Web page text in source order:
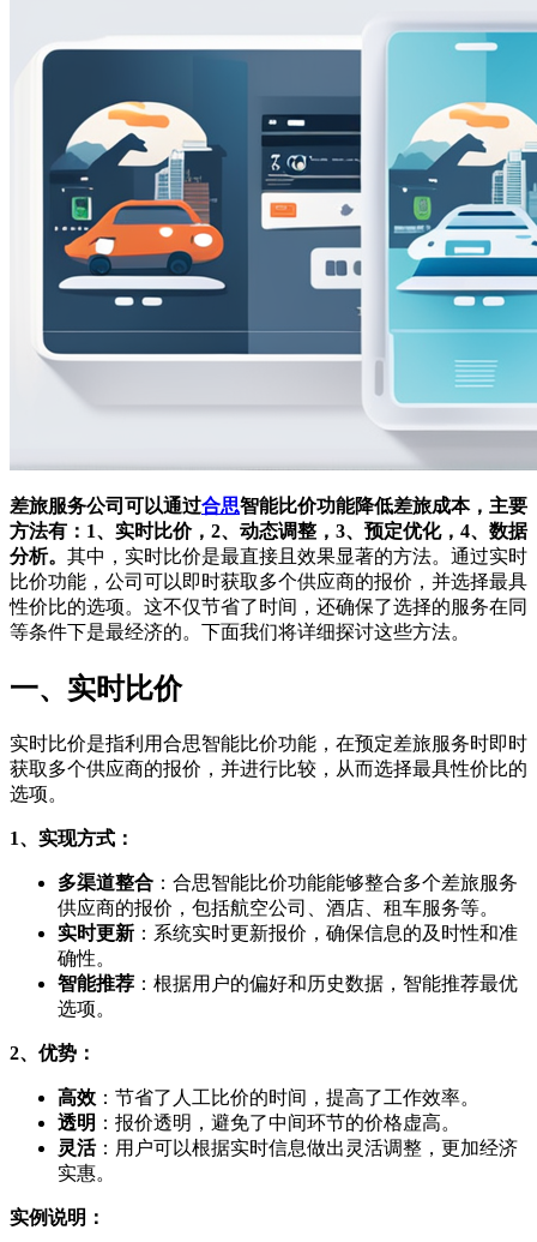
差旅服务公司可以通过合思智能比价功能降低差旅成本，主要
方法有：1、实时比价，2、动态调整，3、预定优化，4、数据
分析。 其中，实时比价是最直接且效果显著的方法。通过实时
比价功能，公司可以即时获取多个供应商的报价，并选择最具
性价比的选项。这不仅节省了时间，还确保了选择的服务在同
等条件下是最经济的。下面我们将详细探讨这些方法。
一、实时比价
实时比价是指利用合思智能比价功能，在预定差旅服务时即时
获取多个供应商的报价，并进行比较，从而选择最具性价比的
选项。
1、实现方式：
多渠道整合 ：合思智能比价功能能够整合多个差旅服务
供应商的报价，包括航空公司、酒店、租车服务等。
实时更新 ：系统实时更新报价，确保信息的及时性和准
确性。
智能推荐 ：根据用户的偏好和历史数据，智能推荐最优
选项。
2、优势：
高效 ：节省了人工比价的时间，提高了工作效率。
透明 ：报价透明，避免了中间环节的价格虚高。
灵活：用户可以根据实时信息做出灵活调整，更加经济
实惠。
实例说明：